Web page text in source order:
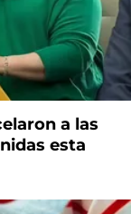
a las
esta